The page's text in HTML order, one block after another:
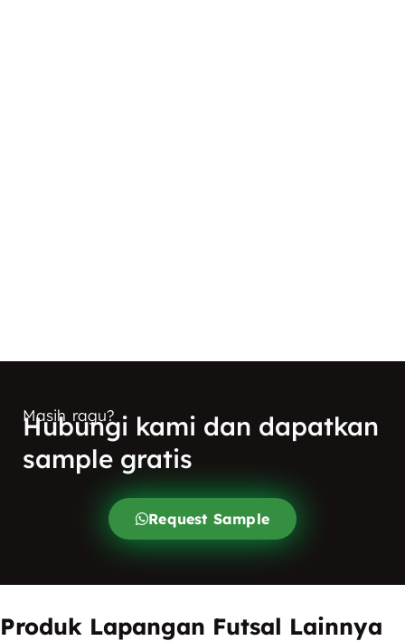
Masih ragu?
Hubungi kami dan dapatkan
sample gratis
Request Sample
Produk Lapangan Futsal Lainnya